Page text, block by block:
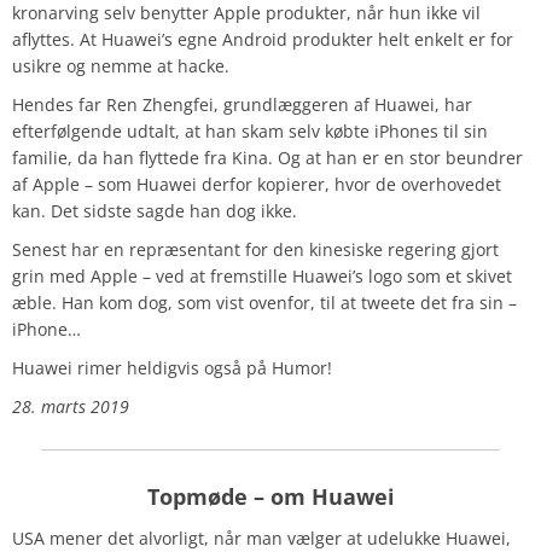
kronarving selv benytter Apple produkter, når hun ikke vil
aflyttes. At Huawei’s egne Android produkter helt enkelt er for
usikre og nemme at hacke.
Hendes far Ren Zhengfei, grundlæggeren af Huawei, har
efterfølgende udtalt, at han skam selv købte iPhones til sin
familie, da han flyttede fra Kina. Og at han er en stor beundrer
af Apple – som Huawei derfor kopierer, hvor de overhovedet
kan. Det sidste sagde han dog ikke.
Senest har en repræsentant for den kinesiske regering gjort
grin med Apple – ved at fremstille Huawei’s logo som et skivet
æble. Han kom dog, som vist ovenfor, til at tweete det fra sin –
iPhone…
Huawei rimer heldigvis også på Humor!
28. marts 2019
Topmøde – om Huawei
USA mener det alvorligt, når man vælger at udelukke Huawei,